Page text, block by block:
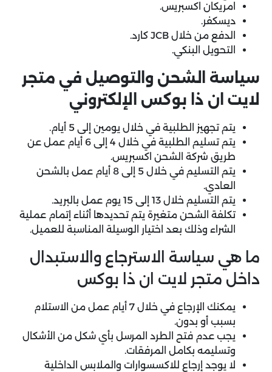
امريكان اكسبريس.
ديسكفر.
الدفع من خلال JCB كارد.
التحويل البنكي.
سياسة الشحن والتوصيل في متجر
لايت ان ذا بوكس الإلكتروني
يتم تجهيز الطلبية في خلال يومين إلى 5 أيام.
يتم تسليم الطلبية في خلال 4 إلى 6 أيام عمل عن
طريق شركة الشحن اكسبريس.
يتم التسليم في خلال 5 إلى 8 أيام عمل بالشحن
العادي.
يتم التسليم خلال 13 إلى 15 يوم عمل بالبريد.
تكلفة الشحن متغيرة يتم تحديدها أثناء إتمام عملية
الشراء وذلك بعد اختيار الوسيلة المناسبة للعميل.
ما هي سياسة الاسترجاع والاستبدال
داخل متجر لايت ان ذا بوكس
يمكنك الإرجاع في خلال 7 أيام عمل من الاستلام
بسبب أو بدون.
يجب عدم فتح الطرد المرسل بأي شكل من الأشكال
وتسليمه بكامل المرفقات.
لا يوجد إرجاع للاكسسوارات والملابس الداخلية